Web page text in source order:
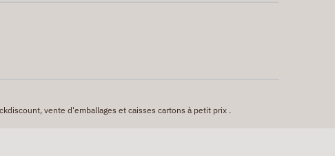
vente d'emballages et caisses cartons à petit prix .